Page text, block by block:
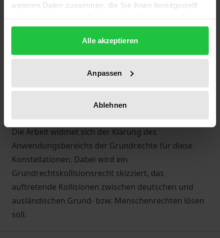
weiteren Daten zusammen, die Sie ihnen bereitgestellt
gesammelt haben.
Alle akzeptieren
Anpassen
Ablehnen
an den Grundrechten zu messen. Dass dies für das
Grenzen der Bundesrepublik Deutschland ohne
Sachverhalten, die einen Auslandsbezug aufweisen,
stellt sich aber die Frage, wie weit der
Grundrechtsschutz reicht und welche Auswirkungen
eine ausländische Rechtsordnung auf diesen hat.
Die Arbeit widmet sich der Klärung des
Anwendungsbereichs der Grundrechte für diese
Konstellationen. Dabei wird ein
Grundrechtskollisionsrecht skizziert, das
auftretende Kollisionen zwischen deutschen und
ausländischen Grund- bzw. Menschenrechten lösen
soll.